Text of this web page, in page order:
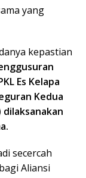
yang
kepastian
Es Kelapa
Kedua
dilaksanakan
secercah
Aliansi